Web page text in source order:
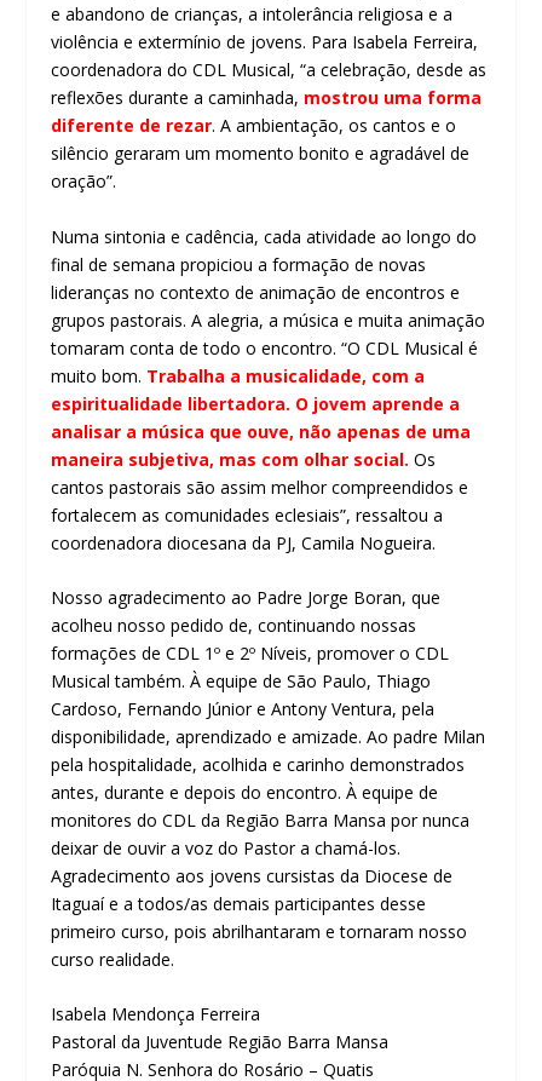
e abandono de crianças, a intolerância religiosa e a
violência e extermínio de jovens. Para Isabela Ferreira,
coordenadora do CDL Musical, “a celebração, desde as
reflexões durante a caminhada, mostrou uma forma
diferente de rezar. A ambientação, os cantos e o
silêncio geraram um momento bonito e agradável de
oração”.
Numa sintonia e cadência, cada atividade ao longo do
final de semana propiciou a formação de novas
lideranças no contexto de animação de encontros e
grupos pastorais. A alegria, a música e muita animação
tomaram conta de todo o encontro. “O CDL Musical é
muito bom. Trabalha a musicalidade, com a
espiritualidade libertadora. O jovem aprende a
analisar a música que ouve, não apenas de uma
maneira subjetiva, mas com olhar social. Os
cantos pastorais são assim melhor compreendidos e
fortalecem as comunidades eclesiais”, ressaltou a
coordenadora diocesana da PJ, Camila Nogueira.
Nosso agradecimento ao Padre Jorge Boran, que
acolheu nosso pedido de, continuando nossas
formações de CDL 1º e 2º Níveis, promover o CDL
Musical também. À equipe de São Paulo, Thiago
Cardoso, Fernando Júnior e Antony Ventura, pela
disponibilidade, aprendizado e amizade. Ao padre Milan
pela hospitalidade, acolhida e carinho demonstrados
antes, durante e depois do encontro. À equipe de
monitores do CDL da Região Barra Mansa por nunca
deixar de ouvir a voz do Pastor a chamá-los.
Agradecimento aos jovens cursistas da Diocese de
Itaguaí e a todos/as demais participantes desse
primeiro curso, pois abrilhantaram e tornaram nosso
curso realidade.
Isabela Mendonça Ferreira
Pastoral da Juventude Região Barra Mansa
Paróquia N. Senhora do Rosário – Quatis